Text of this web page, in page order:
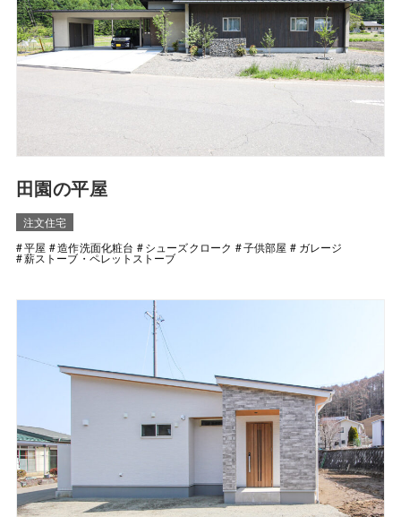
田園の平屋
注文住宅
平屋
造作洗面化粧台 シューズクローク 子供部屋 ガレージ
薪ストーブ・ペレットストーブ